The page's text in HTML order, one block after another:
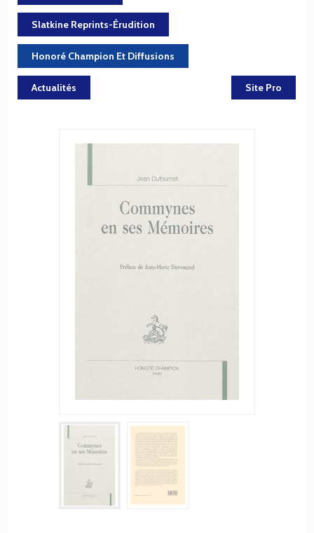
Slatkine Reprints-Érudition
Honoré Champion Et Diffusions
Actualités Site Pro